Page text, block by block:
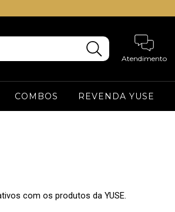
Atendimento
COMBOS REVENDA YUSE